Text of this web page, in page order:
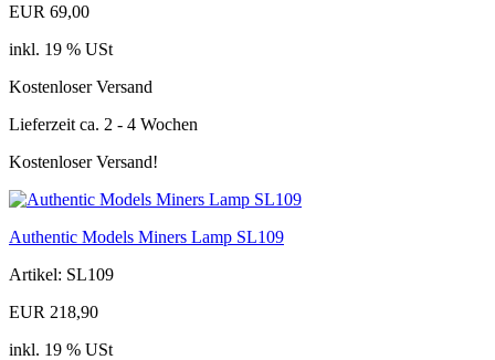
EUR 69,00
inkl. 19 % USt
Kostenloser Versand
Lieferzeit ca. 2 - 4 Wochen
Kostenloser Versand!
Authentic Models Miners Lamp SL109
Artikel: SL109
EUR 218,90
inkl. 19 % USt